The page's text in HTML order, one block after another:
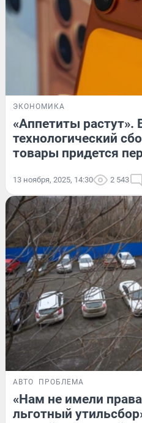
ЭКОНОМИКА
«Аппетиты растут».
технологический
товары придется
13 ноября, 2025, 14:30 2 543
АВТО ПРОБЛЕМА
«Нам не имели
льготный